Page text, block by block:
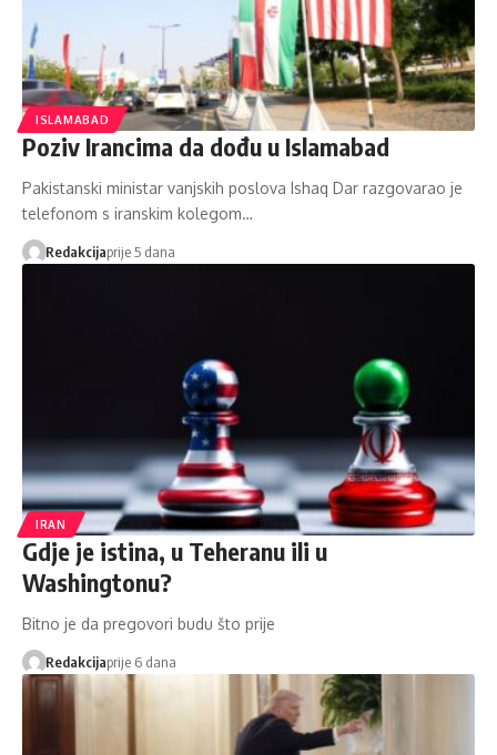
ISLAMABAD
Poziv Irancima da dođu u Islamabad
Pakistanski ministar vanjskih poslova Ishaq Dar razgovarao je
telefonom s iranskim kolegom…
Redakcijaprije 5 dana
IRAN
Gdje je istina, u Teheranu ili u
Washingtonu?
Bitno je da pregovori budu što prije
Redakcijaprije 6 dana